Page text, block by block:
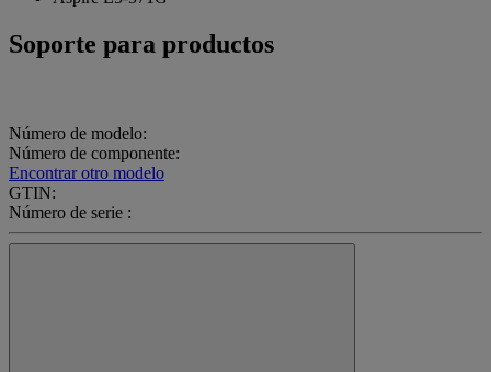
Soporte para productos
Número de modelo:
Número de componente:
Encontrar otro modelo
GTIN:
Número de serie :